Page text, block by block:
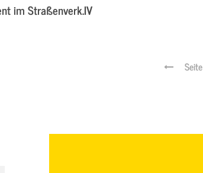
im Straßenverk.IV
Seite